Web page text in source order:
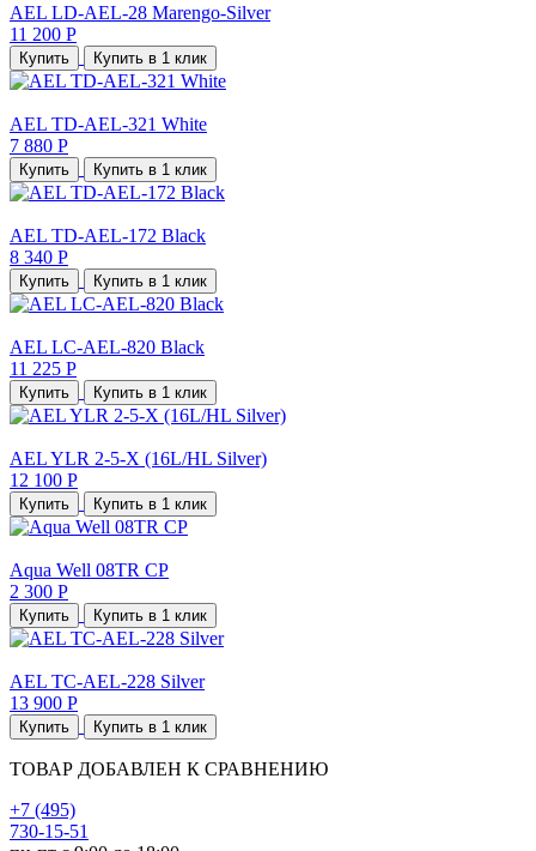
AEL LD-AEL-28 Marengo-Silver
11 200 Р
Купить Купить в 1 клик
AEL TD-AEL-321 White
7 880 Р
Купить Купить в 1 клик
AEL TD-AEL-172 Black
8 340 Р
Купить Купить в 1 клик
AEL LC-AEL-820 Black
11 225 Р
Купить Купить в 1 клик
AEL YLR 2-5-X (16L/HL Silver)
12 100 Р
Купить Купить в 1 клик
Aqua Well 08TR CР
2 300 Р
Купить Купить в 1 клик
AEL TC-AEL-228 Silver
13 900 Р
Купить Купить в 1 клик
ТОВАР ДОБАВЛЕН К СРАВНЕНИЮ
+7 (495)
730-15-51